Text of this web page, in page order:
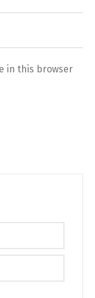
in this browser